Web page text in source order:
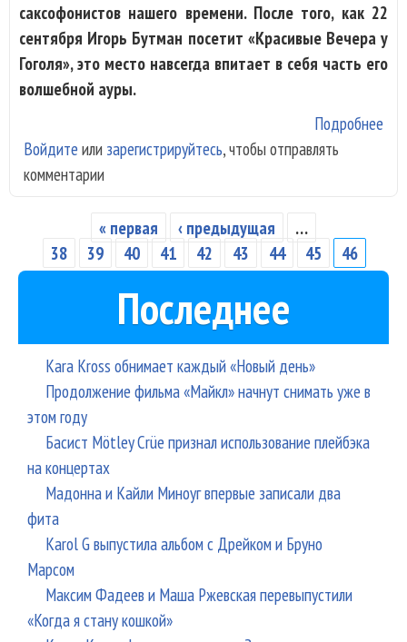
саксофонистов нашего времени. После того, как 22
сентября Игорь Бутман посетит «Красивые Вечера у
Гоголя», это место навсегда впитает в себя часть его
волшебной ауры.
Подробнее
Войдите или зарегистрируйтесь, чтобы отправлять
комментарии
Страницы
« первая ‹ предыдущая
…
38
39 40 41 42 43 44 45 46
Последнее
Kara Kross обнимает каждый «Новый день»
Продолжение фильма «Майкл» начнут снимать уже в
этом году
Басист Mötley Crüe признал использование плейбэка
на концертах
Мадонна и Кайли Миноуг впервые записали два
фита
Karol G выпустила альбом с Дрейком и Бруно
Марсом
Максим Фадеев и Маша Ржевская перевыпустили
«Когда я стану кошкой»